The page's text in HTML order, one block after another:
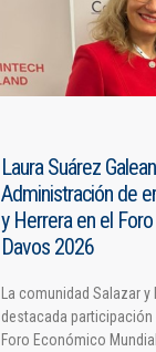
Laura Suárez
Administración de
y Herrera en el
Davos 2026
La comunidad Salazar
destacada participación
Foro Económico